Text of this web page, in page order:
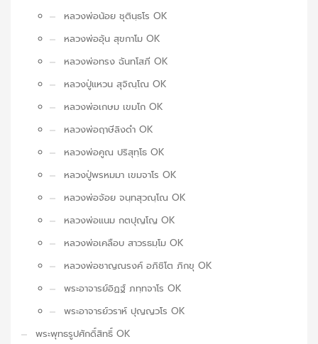
หลวงพ่อน้อย ชุตินฺธโร OK
หลวงพ่ออุ้น สุขกาโม OK
หลวงพ่อทรง ฉันทโสภี OK
หลวงปู่แหวน สุจิณฺโณ OK
หลวงพ่อเกษม เขมโก OK
หลวงพ่อฤาษีลิงดำ OK
หลวงพ่อคูณ ปริสุทฺโธ OK
หลวงปู่พรหมมา เขมจาโร OK
หลวงพ่อจ้อย จนฺทสุวณฺโณ OK
หลวงพ่อแนม กตปุญโญ OK
หลวงพ่อเคลือบ สาวรธมฺโม OK
หลวงพ่อชาญณรงค์ อภิชิโต ภิกขุ OK
พระอาจารย์อิฏฐ์ ภทฺทจาโร OK
พระอาจารย์วราห์ ปุญญวโร OK
พระพุทธรูปศักดิ์สิทธิ์ OK